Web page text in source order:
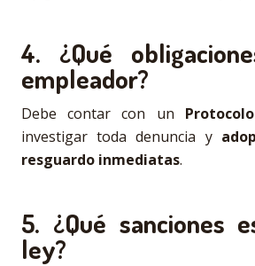
4. ¿Qué
empleador?
Debe contar con un
investigar toda denuncia y
resguardo inmediatas.
5. ¿Qué sanciones
ley?